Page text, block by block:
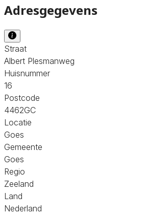
Adresgegevens
Straat
Albert Plesmanweg
Huisnummer
16
Postcode
4462GC
Locatie
Goes
Gemeente
Goes
Regio
Zeeland
Land
Nederland